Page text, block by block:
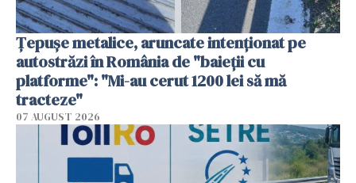
Țepușe metalice, aruncate intenționat pe
autostrăzi în România de "baieții cu
platforme": "Mi-au cerut 1200 lei să mă
tracteze"
07 AUGUST 2026